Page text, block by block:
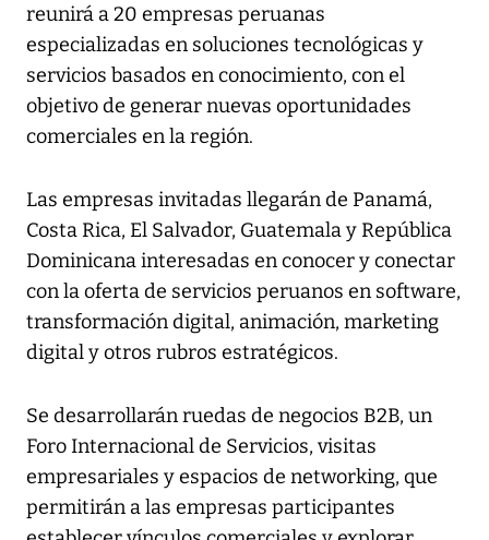
reunirá a 20 empresas peruanas
especializadas en soluciones tecnológicas y
servicios basados en conocimiento, con el
objetivo de generar nuevas oportunidades
comerciales en la región.
Las empresas invitadas llegarán de Panamá,
Costa Rica, El Salvador, Guatemala y República
Dominicana interesadas en conocer y conectar
con la oferta de servicios peruanos en software,
transformación digital, animación, marketing
digital y otros rubros estratégicos.
Se desarrollarán ruedas de negocios B2B, un
Foro Internacional de Servicios, visitas
empresariales y espacios de networking, que
permitirán a las empresas participantes